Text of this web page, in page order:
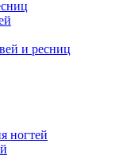
и ресниц
ногтей